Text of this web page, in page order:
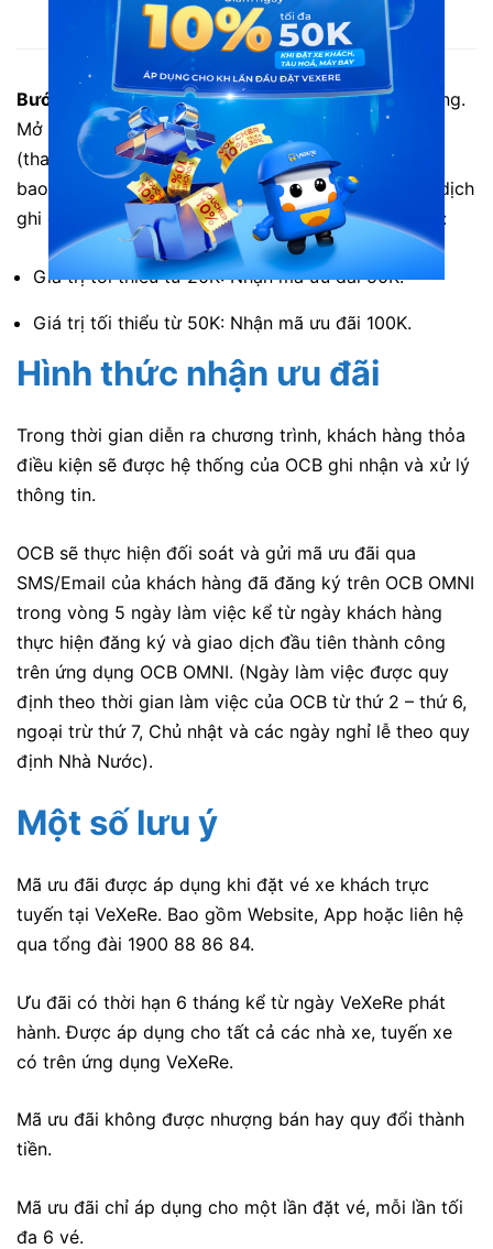
Tiến hành đăng ký mở tài khoản OCB OMNI
Bước 3:
Khách hàng tải OCB OMNI, eKYC thành công.
Mở tài khoản thanh toán thực hiện giao dịch ghi nợ
(thanh toán hóa đơn, chuyển tiền, nạp điện thoại,…
bao gồm giao dịch nạp tiền vào ví). Và/Hoặc giao dịch
ghi có với giá trị tối thiểu trên tài khoản thanh toán:
Giá trị tối thiểu từ 20K: Nhận mã ưu đãi 50K.
Giá trị tối thiểu từ 50K: Nhận mã ưu đãi 100K.
Hình thức nhận ưu đãi
Trong thời gian diễn ra chương trình, khách hàng thỏa
điều kiện sẽ được hệ thống của OCB ghi nhận và xử lý
thông tin.
OCB sẽ thực hiện đối soát và gửi mã ưu đãi qua
SMS/Email của khách hàng đã đăng ký trên OCB OMNI
trong vòng 5 ngày làm việc kể từ ngày khách hàng
thực hiện đăng ký và giao dịch đầu tiên thành công
trên ứng dụng OCB OMNI. (Ngày làm việc được quy
định theo thời gian làm việc của OCB từ thứ 2 – thứ 6,
ngoại trừ thứ 7, Chủ nhật và các ngày nghỉ lễ theo quy
định Nhà Nước).
Một số lưu ý
Mã ưu đãi được áp dụng khi đặt vé xe khách trực
tuyến tại VeXeRe. Bao gồm Website, App hoặc liên hệ
qua tổng đài 1900 88 86 84.
Ưu đãi có thời hạn 6 tháng kể từ ngày VeXeRe phát
hành. Được áp dụng cho tất cả các nhà xe, tuyến xe
có trên ứng dụng VeXeRe.
Mã ưu đãi không được nhượng bán hay quy đổi thành
tiền.
Mã ưu đãi chỉ áp dụng cho một lần đặt vé, mỗi lần tối
đa 6 vé.